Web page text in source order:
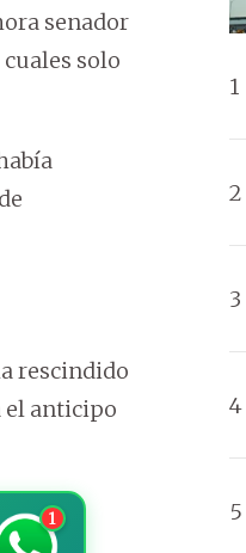
senador
solo
rescindido
el anticipo
1